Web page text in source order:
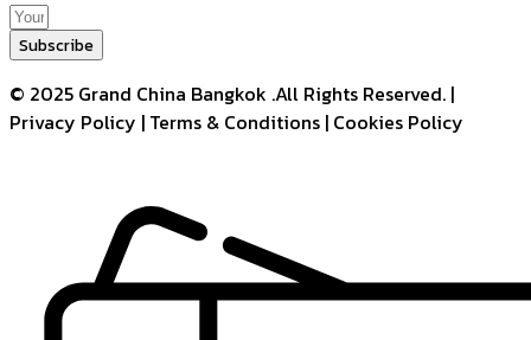
Subscribe
© 2025 Grand China Bangkok .All Rights Reserved. |
Privacy Policy | Terms & Conditions | Cookies Policy